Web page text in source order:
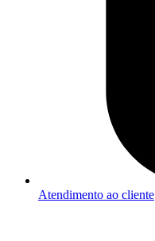
Atendimento ao cliente